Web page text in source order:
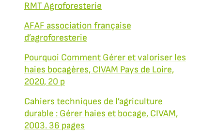
RMT Agroforesterie
AFAF association française
d’agroforesterie
Pourquoi Comment Gérer et valoriser les
haies bocagères, CIVAM Pays de Loire,
2020, 20 p
Cahiers techniques de l’agriculture
durable : Gérer haies et bocage, CIVAM,
2003. 36 pages